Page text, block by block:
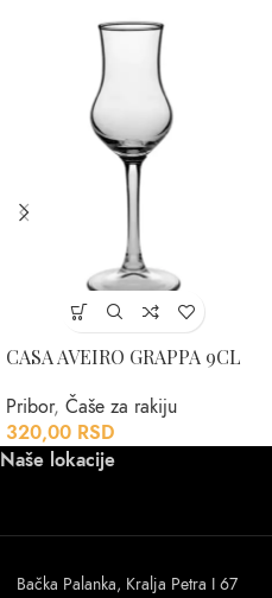
CASA AVEIRO GRAPPA 9CL
Pribor, Čaše za rakiju
320,00 RSD
Naše lokacije
Bačka Palanka, Kralja Petra I 67